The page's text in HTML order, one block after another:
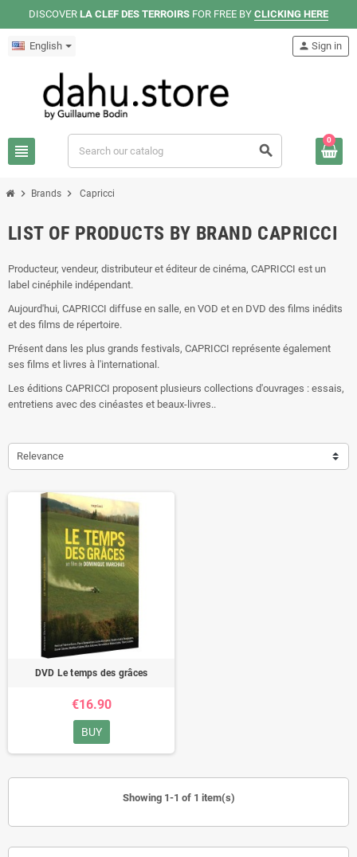
DISCOVER LA CLEF DES TERROIRS FOR FREE BY CLICKING HERE
English
view_headline search
person Sign in
0
chevron_right Brands chevron_right Capricci
LIST OF PRODUCTS BY BRAND CAPRICCI
Producteur, vendeur, distributeur et éditeur de cinéma, CAPRICCI est un
label cinéphile indépendant.
Aujourd'hui, CAPRICCI diffuse en salle, en VOD et en DVD des films inédits
et des films de répertoire.
Présent dans les plus grands festivals, CAPRICCI représente également
ses films et livres à l'international.
Les éditions CAPRICCI proposent plusieurs collections d'ouvrages : essais,
entretiens avec des cinéastes et beaux-livres..
Relevance
DVD Le temps des grâces
€16.90
BUY
Showing 1-1 of 1 item(s)